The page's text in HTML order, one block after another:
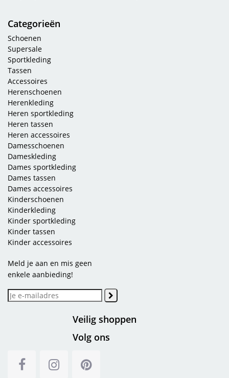
Categorieën
Schoenen
Supersale
Sportkleding
Tassen
Accessoires
Herenschoenen
Herenkleding
Heren sportkleding
Heren tassen
Heren accessoires
Damesschoenen
Dameskleding
Dames sportkleding
Dames tassen
Dames accessoires
Kinderschoenen
Kinderkleding
Kinder sportkleding
Kinder tassen
Kinder accessoires
Meld je aan en mis geen
enkele aanbieding!
Veilig shoppen
Volg ons